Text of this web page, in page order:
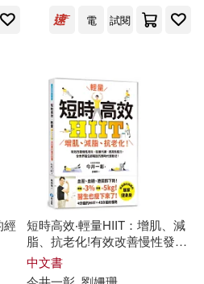
今井 真由美(1)
今井一暁(1)
今井信子(1)
今井叶美(1)
井太郎(1)
成美堂出版(1)
新自然主義(1)
日勞研(1)
電
試閱
經
短時高效‧輕量HIIT：增肌、減
脂、抗老化!有效改善慢性發
炎、促進代謝、提高免疫力，
全世界醫生都矚目的劃時代運
中文書